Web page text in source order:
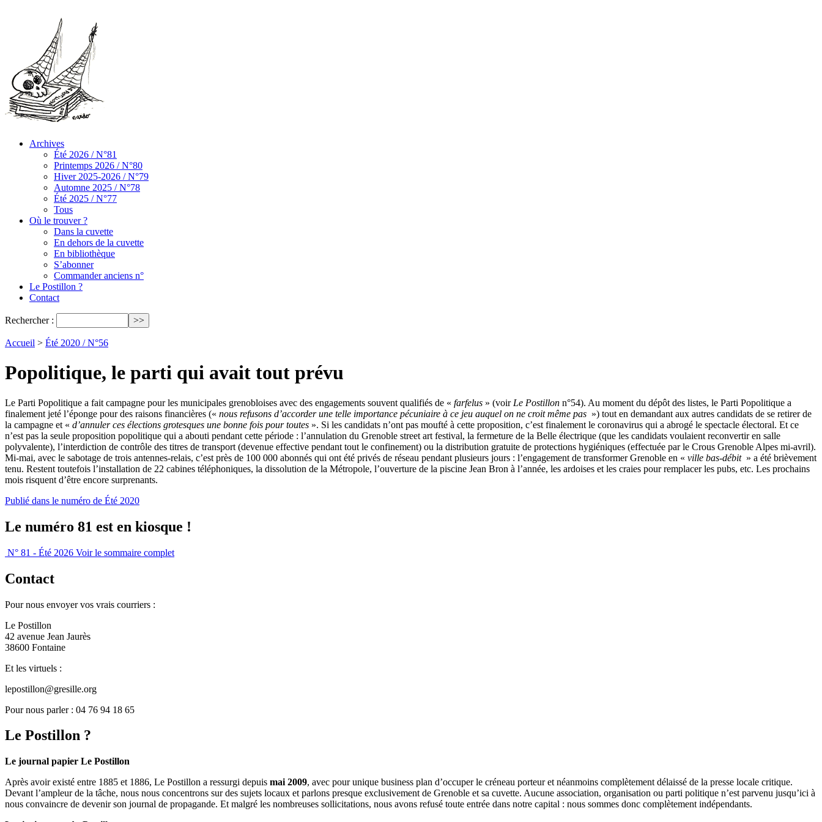
Archives
Été 2026 / N°81
Printemps 2026 / N°80
Hiver 2025-2026 / N°79
Automne 2025 / N°78
Été 2025 / N°77
Tous
Où le trouver ?
Dans la cuvette
En dehors de la cuvette
En bibliothèque
S’abonner
Commander anciens n°
Le Postillon ?
Contact
Rechercher :
Accueil > Été 2020 / N°56
Popolitique, le parti qui avait tout prévu
Le Parti Popolitique a fait campagne pour les municipales grenobloises avec des engagements souvent qualifiés de « farfelus » (voir Le Postillon n°54). Au moment du dépôt des listes, le Parti Popolitique a
finalement jeté l’éponge pour des raisons financières (« nous refusons d’accorder une telle importance pécuniaire à ce jeu auquel on ne croit même pas ») tout en demandant aux autres candidats de se retirer de
la campagne et « d’annuler ces élections grotesques une bonne fois pour toutes ». Si les candidats n’ont pas moufté à cette proposition, c’est finalement le coronavirus qui a abrogé le spectacle électoral. Et ce
n’est pas la seule proposition popolitique qui a abouti pendant cette période : l’annulation du Grenoble street art festival, la fermeture de la Belle électrique (que les candidats voulaient reconvertir en salle
polyvalente), l’interdiction de contrôle des titres de transport (devenue effective pendant tout le confinement) ou la distribution gratuite de protections hygiéniques (effectuée par le Crous Grenoble Alpes mi-avril).
Mi-mai, avec le sabotage de trois antennes-relais, c’est près de 100 000 abonnés qui ont été privés de réseau pendant plusieurs jours : l’engagement de transformer Grenoble en « ville bas-débit » a été brièvement
tenu. Restent toutefois l’installation de 22 cabines téléphoniques, la dissolution de la Métropole, l’ouverture de la piscine Jean Bron à l’année, les ardoises et les craies pour remplacer les pubs, etc. Les prochains
mois risquent d’être encore surprenants.
Publié dans le numéro de Été 2020
Le numéro 81 est en kiosque !
N° 81 - Été 2026 Voir le sommaire complet
Contact
Pour nous envoyer vos vrais courriers :
Le Postillon
42 avenue Jean Jaurès
38600 Fontaine
Et les virtuels :
lepostillon@gresille.org
Pour nous parler : 04 76 94 18 65
Le Postillon ?
Le journal papier Le Postillon
Après avoir existé entre 1885 et 1886, Le Postillon a ressurgi depuis mai 2009, avec pour unique business plan d’occuper le créneau porteur et néanmoins complètement délaissé de la presse locale critique.
Devant l’ampleur de la tâche, nous nous concentrons sur des sujets locaux et parlons presque exclusivement de Grenoble et sa cuvette. Aucune association, organisation ou parti politique n’est parvenu jusqu’ici à
nous convaincre de devenir son journal de propagande. Et malgré les nombreuses sollicitations, nous avons refusé toute entrée dans notre capital : nous sommes donc complètement indépendants.